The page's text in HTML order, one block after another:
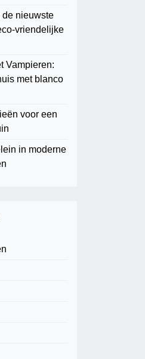
nieuwste
vriendelijke
Vampieren:
met blanco
voor een
in moderne